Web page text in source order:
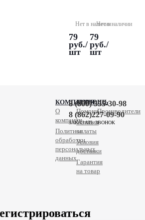
Нет в наличии
79
руб./
шт
Нет в наличии
79
руб./
шт
КОМПАНИЯ
ПОМОЩЬ
О
компании
Политика
обработки
персональных
данных
Помощь
Условия
оплаты
Условия
доставки
Гарантия
на товар
Производители
8 (800) 555-30-98
8 (862)227-09-90
ЗАКАЗАТЬ ЗВОНОК